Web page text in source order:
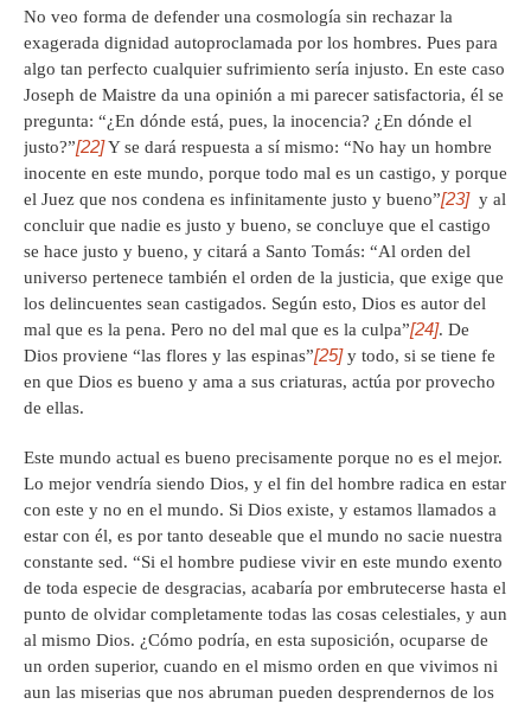
No veo forma de defender una cosmología sin rechazar la
exagerada dignidad autoproclamada por los hombres. Pues para
algo tan perfecto cualquier sufrimiento sería injusto. En este caso
Joseph de Maistre da una opinión a mi parecer satisfactoria, él se
pregunta: “¿En dónde está, pues, la inocencia? ¿En dónde el
justo?”[22]Y se dará respuesta a sí mismo: “No hay un hombre
inocente en este mundo, porque todo mal es un castigo, y porque
el Juez que nos condena es infinitamente justo y bueno”[23]y al
concluir que nadie es justo y bueno, se concluye que el castigo
se hace justo y bueno, y citará a Santo Tomás: “Al orden del
universo pertenece también el orden de la justicia, que exige que
los delincuentes sean castigados. Según esto, Dios es autor del
mal que es la pena. Pero no del mal que es la culpa”[24]. De
Dios proviene “las flores y las espinas”[25]y todo, si se tiene fe
en que Dios es bueno y ama a sus criaturas, actúa por provecho
de ellas.
Este mundo actual es bueno precisamente porque no es el mejor.
Lo mejor vendría siendo Dios, y el fin del hombre radica en estar
con este y no en el mundo. Si Dios existe, y estamos llamados a
estar con él, es por tanto deseable que el mundo no sacie nuestra
constante sed. “Si el hombre pudiese vivir en este mundo exento
de toda especie de desgracias, acabaría por embrutecerse hasta el
punto de olvidar completamente todas las cosas celestiales, y aun
al mismo Dios. ¿Cómo podría, en esta suposición, ocuparse de
un orden superior, cuando en el mismo orden en que vivimos ni
aun las miserias que nos abruman pueden desprendernos de los